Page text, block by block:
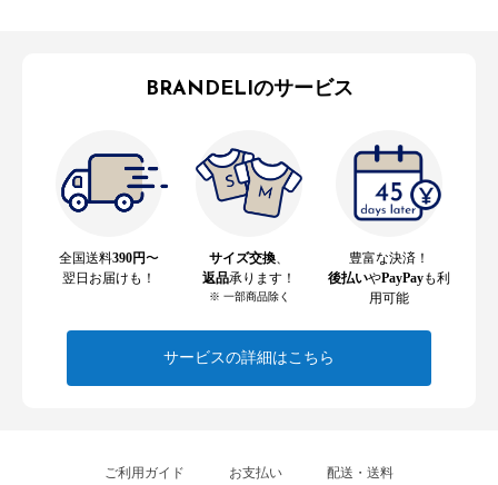
BRANDELIのサービス
全国送料390円〜
翌日お届けも！
サイズ交換
返品承ります！
※ 一部商品除く
豊富な決済！
後払いやPayPayも利
用可能
サービスの詳細はこちら
ご利用ガイド お支払い 配送・送料